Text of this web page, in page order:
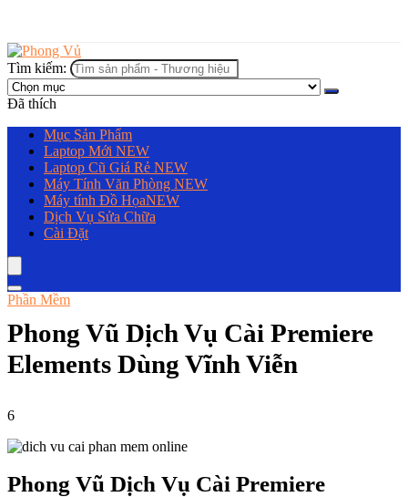
Tìm kiếm:
Đã thích
Mục Sản Phẩm
Laptop Mới NEW
Laptop Cũ Giá Rẻ NEW
Máy Tính Văn Phòng NEW
Máy tính Đồ HọaNEW
Dịch Vụ Sửa Chữa
Cài Đặt
Phần Mềm
Phong Vũ Dịch Vụ Cài Premiere
Elements Dùng Vĩnh Viễn
6
Phong Vũ Dịch Vụ Cài Premiere